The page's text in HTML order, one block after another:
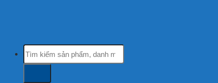
Tìm
kiếm: